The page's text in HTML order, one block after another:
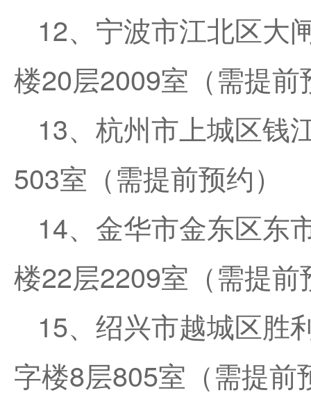
12、宁波市江北区大
楼20层2009室（需提前
13、杭州市上城区钱
503室（需提前预约）
14、金华市金东区东
楼22层2209室（需提前
15、绍兴市越城区胜
字楼8层805室（需提前